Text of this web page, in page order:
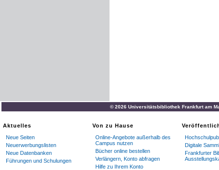
© 2026 Universitätsbibliothek Frankfurt am
Aktuelles
Neue Seiten
Neuerwerbungslisten
Neue Datenbanken
Führungen und Schulungen
Von zu Hause
Online-Angebote außerhalb des
Campus nutzen
Bücher online bestellen
Verlängern, Konto abfragen
Hilfe zu Ihrem Konto
Digitale
Frankfurter